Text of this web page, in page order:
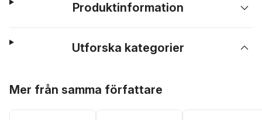
Produktinformation
Utforska kategorier
Mer från samma författare